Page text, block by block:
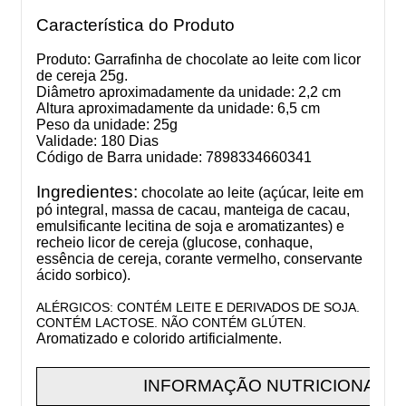
Característica do Produto
Produto: Garrafinha de chocolate ao leite com licor
de cereja 25g.
Diâmetro aproximadamente da unidade: 2,2 cm
Altura aproximadamente da unidade: 6,5 cm
Peso da unidade: 25g
Validade: 180 Dias
Código de Barra unidade: 7898334660341
Ingredientes: chocolate ao leite (açúcar, leite em
pó integral, massa de cacau, manteiga de cacau,
emulsificante lecitina de soja e aromatizantes) e
recheio licor de cereja (glucose, conhaque,
essência de cereja, corante vermelho, conservante
ácido sorbico).
ALÉRGICOS: CONTÉM LEITE E DERIVADOS DE SOJA.
CONTÉM LACTOSE. NÃO CONTÉM GLÚTEN.
Aromatizado e colorido artificialmente.
INFORMAÇÃO NUTRICIONAL